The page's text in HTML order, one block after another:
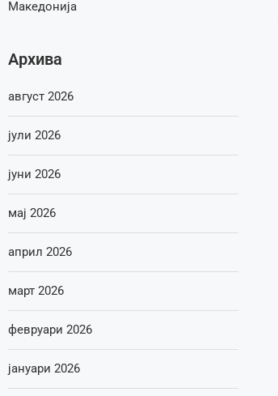
Македонија
Архива
август 2026
јули 2026
јуни 2026
мај 2026
април 2026
март 2026
февруари 2026
јануари 2026